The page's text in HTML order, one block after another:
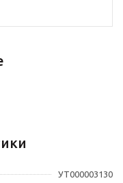
УТ000003130